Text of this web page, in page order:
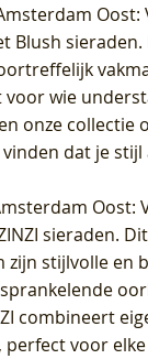
Oost:
Blush
voor wie
onze collectie
dat je stijl
Oost:
sieraden.
zijn stijlvolle en
combineert
perfect voor